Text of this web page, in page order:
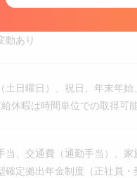
動あり
土日曜日）、祝日、年末年
休暇は時間単位での取得可能
当、交通費（通勤手当）、家
定拠出年金制度（正社員・